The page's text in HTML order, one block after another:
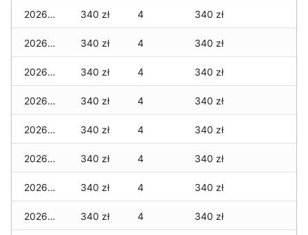
2026-06-30 340 zł 4 340 zł
2026-06-28 340 zł 4 340 zł
2026-06-27 340 zł 4 340 zł
2026-06-26 340 zł 4 340 zł
2026-06-25 340 zł 4 340 zł
2026-06-24 340 zł 4 340 zł
2026-06-23 340 zł 4 340 zł
2026-06-22 340 zł 4 340 zł